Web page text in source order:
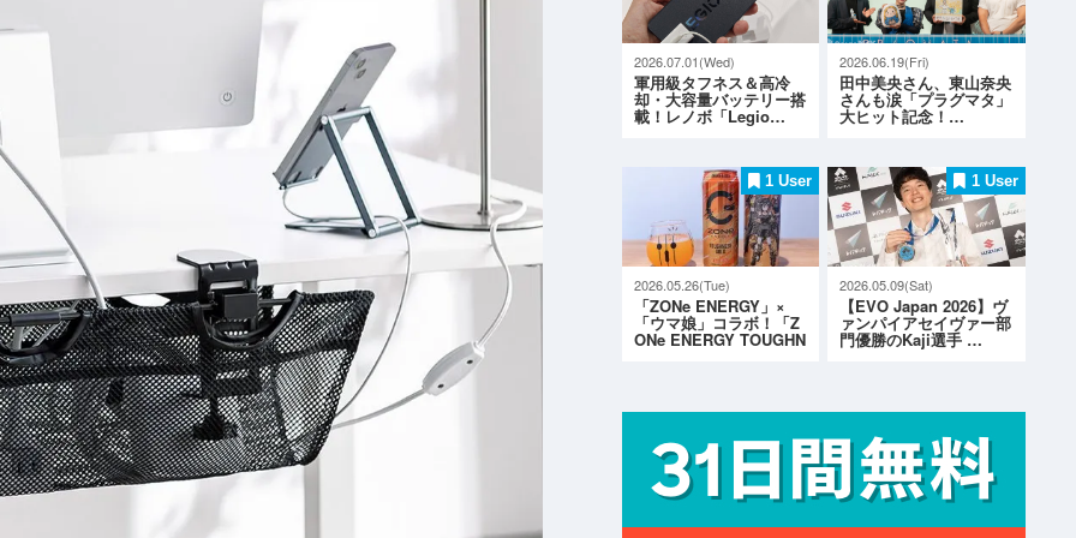
2026.07.01(Wed)
軍用級タフネス＆高冷
却・大容量バッテリー搭
載！レノボ「Legio…
2026.06.19(Fri)
田中美央さん、東山奈央
さんも涙「プラグマタ」
大ヒット記念！…
1 User
2026.05.26(Tue)
「ZONe ENERGY」×
「ウマ娘」コラボ！「Z
ONe ENERGY TOUGHN
1 User
2026.05.09(Sat)
【EVO Japan 2026】ヴ
ァンパイアセイヴァー部
門優勝のKaji選手 …